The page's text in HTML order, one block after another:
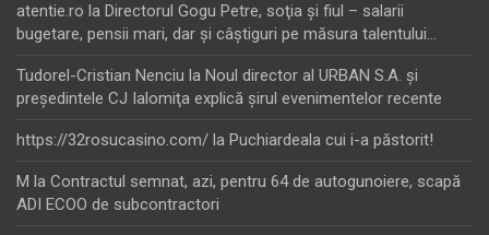
atentie.ro la Directorul Gogu Petre, soţia şi fiul – salarii
bugetare, pensii mari, dar şi câştiguri pe măsura talentului…
Tudorel-Cristian Nenciu la Noul director al URBAN S.A. şi
preşedintele CJ Ialomiţa explică şirul evenimentelor recente
https://32rosucasino.com/ la Puchiardeala cui i-a păstorit!
M la Contractul semnat, azi, pentru 64 de autogunoiere, scapă
ADI ECOO de subcontractori